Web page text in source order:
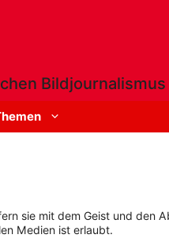
Bildjournalismus
sie mit dem Geist und den
Medien ist erlaubt.